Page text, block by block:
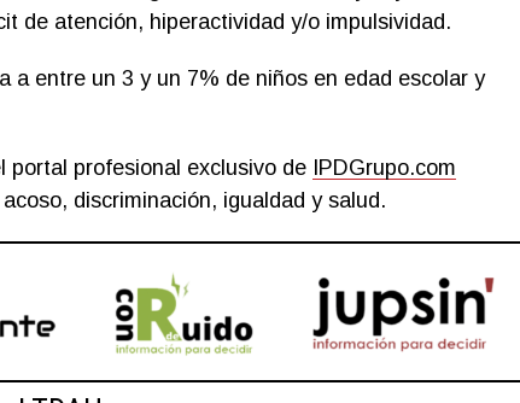
de atención, hiperactividad y/o impulsividad.
a entre un 3 y un 7% de niños en edad escolar y
portal profesional exclusivo de IPDGrupo.com
discriminación, igualdad y salud.